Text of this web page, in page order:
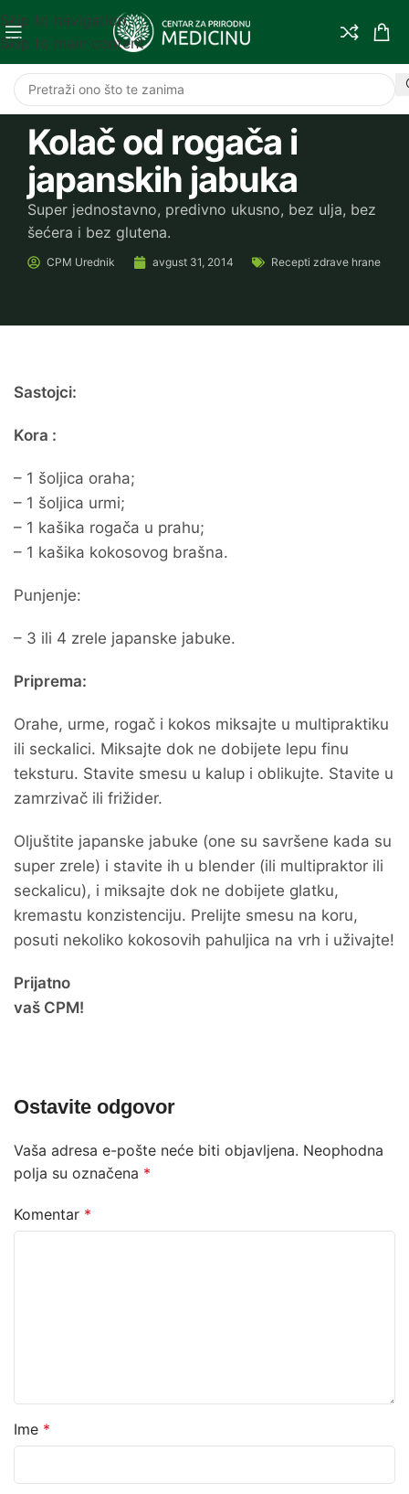
Skip to navigation
Skip to main content
Kolač od rogača i
japanskih jabuka
Super jednostavno, predivno ukusno, bez ulja, bez
šećera i bez glutena.
CPM Urednik avgust 31, 2014 Recepti zdrave hrane
Sastojci:
Kora :
– 1 šoljica oraha;
– 1 šoljica urmi;
– 1 kašika rogača u prahu;
– 1 kašika kokosovog brašna.
Punjenje:
– 3 ili 4 zrele japanske jabuke.
Priprema:
Orahe, urme, rogač i kokos miksajte u multipraktiku
ili seckalici. Miksajte dok ne dobijete lepu finu
teksturu. Stavite smesu u kalup i oblikujte. Stavite u
zamrzivač ili frižider.
Oljuštite japanske jabuke (one su savršene kada su
super zrele) i stavite ih u blender (ili multipraktor ili
seckalicu), i miksajte dok ne dobijete glatku,
kremastu konzistenciju. Prelijte smesu na koru,
posuti nekoliko kokosovih pahuljica na vrh i uživajte!
Prijatno
vaš CPM!
Ostavite odgovor
Vaša adresa e-pošte neće biti objavljena. Neophodna
polja su označena *
Komentar *
Ime *